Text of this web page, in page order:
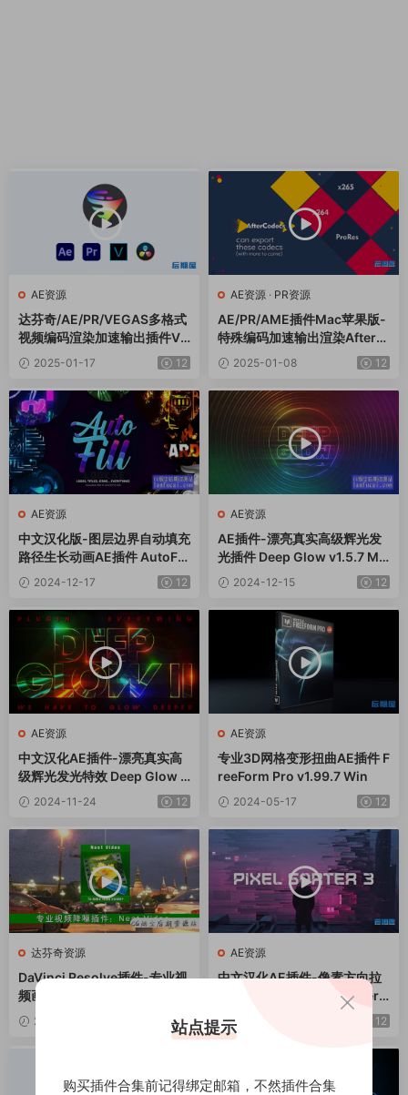
AE资源
达芬奇/AE/PR/VEGAS多格式
视频编码渲染加速输出插件Vo
ukoder Pro V2.0.5 Win中文
版
2025-01-17 12
AE资源 · PR资源
AE/PR/AME插件Mac苹果版-
特殊编码加速输出渲染AfterC
odecs v1.11.2
2025-01-08 12
AE资源
中文汉化版-图层边界自动填充
路径生长动画AE插件 AutoFill
v2.0.2 Win
2024-12-17 12
AE资源
AE插件-漂亮真实高级辉光发
光插件 Deep Glow v1.5.7 Ma
c苹果版
2024-12-15 12
AE资源
中文汉化AE插件-漂亮真实高
级辉光发光特效 Deep Glow 2
v1.0.2 Win
2024-11-24 12
AE资源
专业3D网格变形扭曲AE插件 F
reeForm Pro v1.99.7 Win
2024-05-17 12
达芬奇资源
DaVinci Resolve插件-专业视
频画面降噪达芬奇插件 Neat V
ideo Pro 5.6.0 Win CE
2024-05-02 12
AE资源
中文汉化AE插件-像素方向拉
伸撕裂分离特效Pixel Sorter
2024-04-25 12
站点提示
购买插件合集前记得绑定邮箱，不然插件合集